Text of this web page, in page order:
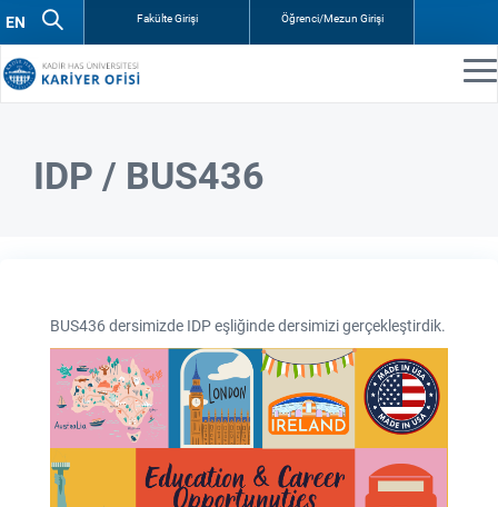
Fakülte Girişi Öğrenci/Mezun Girişi
IDP / BUS436
BUS436 dersimizde IDP eşliğinde dersimizi gerçekleştirdik.